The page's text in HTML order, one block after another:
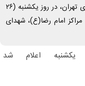
آنلاین، بر اساس اطلاعیه روابط عمومی ستاد معاینه فنی خودروهای تهران، در روز یکشنبه (۲۶
امام رضا(ع)، شهدای
اعلام شد